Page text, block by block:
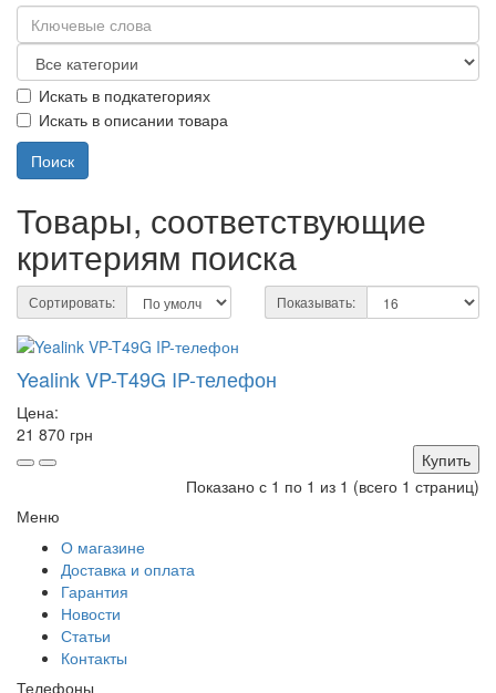
Искать в подкатегориях
Искать в описании товара
Товары, соответствующие
критериям поиска
Сортировать: Показывать:
Yealink VP-T49G IP-телефон
Цена:
21 870 грн
Купить
Показано с 1 по 1 из 1 (всего 1 страниц)
Меню
О магазине
Доставка и оплата
Гарантия
Новости
Статьи
Контакты
Телефоны